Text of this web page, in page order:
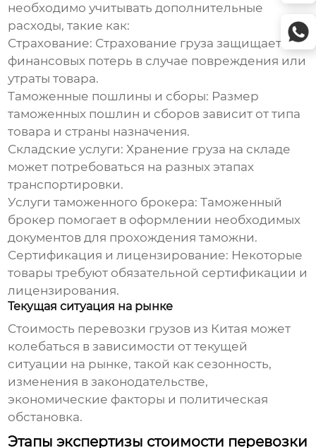
необходимо учитывать дополнительные
расходы, такие как:
Страхование: Страхование груза защищает от
финансовых потерь в случае повреждения или
утраты товара.
Таможенные пошлины и сборы: Размер
таможенных пошлин и сборов зависит от типа
товара и страны назначения.
Складские услуги: Хранение груза на складе
может потребоваться на разных этапах
транспортировки.
Услуги таможенного брокера: Таможенный
брокер помогает в оформлении необходимых
документов для прохождения таможни.
Сертификация и лицензирование: Некоторые
товары требуют обязательной сертификации и
лицензирования.
Текущая ситуация на рынке
Стоимость перевозки грузов из Китая может
колебаться в зависимости от текущей
ситуации на рынке, такой как сезонность,
изменения в законодательстве,
экономические факторы и политическая
обстановка.
Этапы экспертизы стоимости перевозки